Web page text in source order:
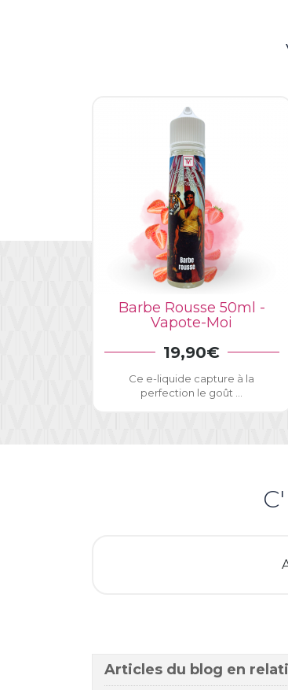
AJOUTER AU PANIER
Barbe Rousse 50ml -
Vapote-Moi
19,90€
Ce e-liquide capture à la
perfection le goût ...
Articles du blog en